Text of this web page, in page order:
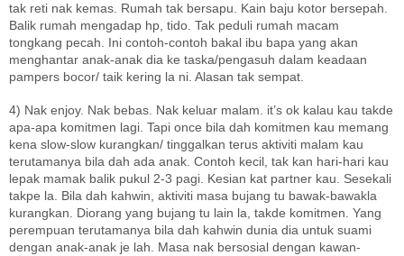
tak reti nak kemas. Rumah tak bersapu. Kain baju kotor bersepah.
Balik rumah mengadap hp, tido. Tak peduli rumah macam
tongkang pecah. Ini contoh-contoh bakal ibu bapa yang akan
menghantar anak-anak dia ke taska/pengasuh dalam keadaan
pampers bocor/ taik kering la ni. Alasan tak sempat.
4) Nak enjoy. Nak bebas. Nak keluar malam. it’s ok kalau kau takde
apa-apa komitmen lagi. Tapi once bila dah komitmen kau memang
kena slow-slow kurangkan/ tinggalkan terus aktiviti malam kau
terutamanya bila dah ada anak. Contoh kecil, tak kan hari-hari kau
lepak mamak balik pukul 2-3 pagi. Kesian kat partner kau. Sesekali
takpe la. Bila dah kahwin, aktiviti masa bujang tu bawak-bawakla
kurangkan. Diorang yang bujang tu lain la, takde komitmen. Yang
perempuan terutamanya bila dah kahwin dunia dia untuk suami
dengan anak-anak je lah. Masa nak bersosial dengan kawan-